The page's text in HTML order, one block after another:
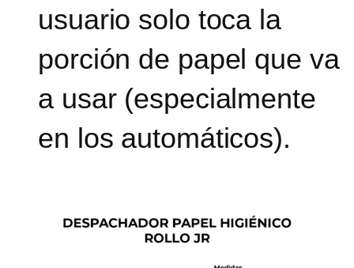
usuario solo toca la
porción de papel que va
a usar (especialmente
en los automáticos).